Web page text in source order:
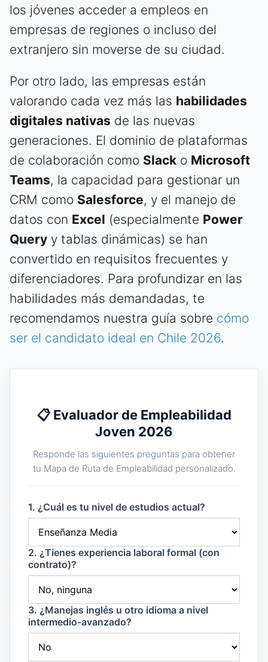
los jóvenes acceder a empleos en
empresas de regiones o incluso del
extranjero sin moverse de su ciudad.
Por otro lado, las empresas están
valorando cada vez más las habilidades
digitales nativas de las nuevas
generaciones. El dominio de plataformas
de colaboración como Slack o Microsoft
Teams, la capacidad para gestionar un
CRM como Salesforce, y el manejo de
datos con Excel (especialmente Power
Query y tablas dinámicas) se han
convertido en requisitos frecuentes y
diferenciadores. Para profundizar en las
habilidades más demandadas, te
recomendamos nuestra guía sobre cómo
ser el candidato ideal en Chile 2026.
📋 Evaluador de Empleabilidad
Joven 2026
Responde las siguientes preguntas para obtener
tu Mapa de Ruta de Empleabilidad personalizado.
1. ¿Cuál es tu nivel de estudios actual?
2. ¿Tienes experiencia laboral formal (con
contrato)?
3. ¿Manejas inglés u otro idioma a nivel
intermedio-avanzado?